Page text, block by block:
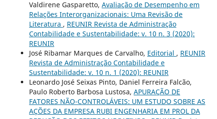
Valdirene Gasparetto, Avaliação de Desempenho em
Relações Interorganizacionais: Uma Revisão de
Literatura , REUNIR Revista de Administração
Contabilidade e Sustentabilidade: v. 10 n. 3 (2020):
REUNIR
José Ribamar Marques de Carvalho, Editorial , REUNIR
Revista de Administração Contabilidade e
Sustentabilidade: v. 10 n. 1 (2020): REUNIR
Leonardo José Seixas Pinto, Daniel Ferreira Falcão,
Paulo Roberto Barbosa Lustosa, APURAÇÃO DE
FATORES NÃO-CONTROLÁVEIS: UM ESTUDO SOBRE AS
AÇÕES DA EMPRESA RUBI ENGENHARIA EM PROL DA